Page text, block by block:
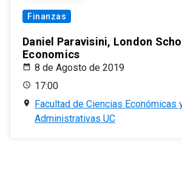
Finanzas
Daniel Paravisini, London
Economics
8 de Agosto de 2019
17:00
Facultad de Ciencias Económicas
Administrativas UC